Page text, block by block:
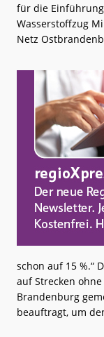
für die
Wasserstoffzug
Netz
schon auf 15 %.“
auf Strecken
Brandenburg
beauftragt, um